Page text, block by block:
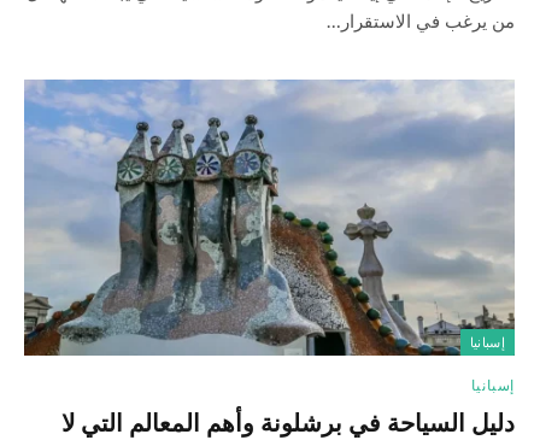
من يرغب في الاستقرار…
إسبانيا
إسبانيا
دليل السياحة في برشلونة وأهم المعالم التي لا